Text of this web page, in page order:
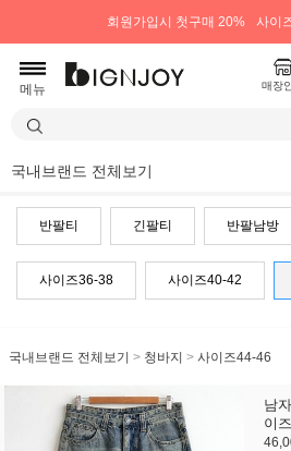
회원가입시 첫구매 20% 사이
메뉴 매장
국내브랜드 전체보기
반팔티 긴팔티 반팔남방
사이즈36-38 사이즈40-42
국내브랜드 전체보기 > 청바지 > 사이즈44-46
남
이